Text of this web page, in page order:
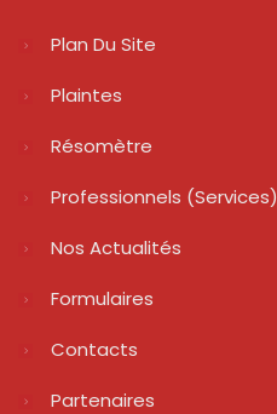
Plan Du Site
Plaintes
Résomètre
Professionnels (services)
Nos Actualités
Formulaires
Contacts
Partenaires